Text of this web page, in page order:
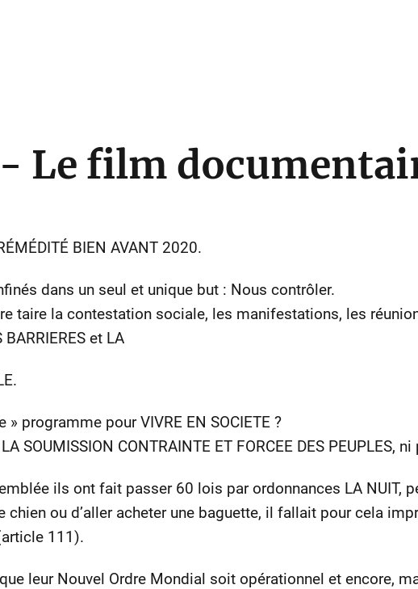
- Le film
BIEN AVANT 2020.
dans un seul et unique but : Nous contrôler.
taire la contestation sociale, les manifestations, les
BARRIERES et LA
» programme pour VIVRE EN SOCIETE ?
SOUMISSION CONTRAINTE ET FORCEE DES PEUPLES,
ils ont fait passer 60 lois par ordonnances LA NUIT,
chien ou d’aller acheter une baguette, il fallait pour cela
111).
leur Nouvel Ordre Mondial soit opérationnel et encore,